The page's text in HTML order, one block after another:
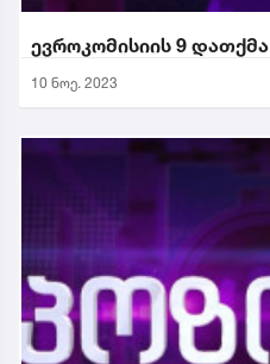
ევროკომისიის 9 დათქმა
10 ნოე. 2023